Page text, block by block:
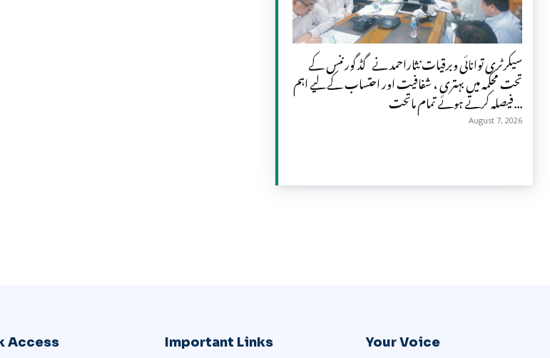
سیکرٹری توانائی وبرقیات نثاراحمد نے گڈ گورننس کے
تحت محکمہ میں بہتری ، شفافیت اور احتساب کے لیے اہم
فیصلہ کرتے ہوئے تمام ماتحت...
August 7, 2026
Access Important Links Your Voice